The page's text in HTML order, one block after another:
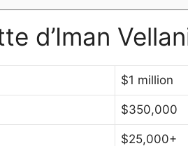
d’Iman
$1 million
$350,000
$25,000+